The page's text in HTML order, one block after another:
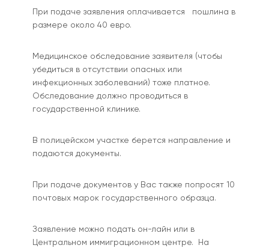
При подаче заявления оплачивается пошлина в
размере около 40 евро.
Медицинское обследование заявителя (чтобы
убедиться в отсутствии опасных или
инфекционных заболеваний) тоже платное.
Обследование должно проводиться в
государственной клинике.
В полицейском участке берется направление и
подаются документы.
При подаче документов у Вас также попросят 10
почтовых марок государственного образца.
Заявление можно подать он-лайн или в
Центральном иммиграционном центре. На